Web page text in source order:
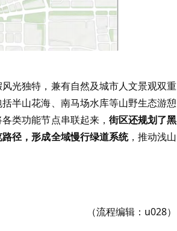
光独特，兼有自然及城市人文景观双重
半山花海、南马场水库等山野生态游憩
类功能节点串联起来， 街区还规划了黑
径，形成全域慢行绿道系统，推动浅山
（流程编辑：u028）